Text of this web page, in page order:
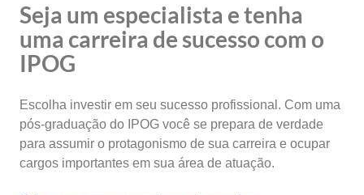
Seja um especialista e tenha
uma carreira de sucesso com o
IPOG
Escolha investir em seu sucesso profissional. Com uma
pós-graduação do IPOG você se prepara de verdade
para assumir o protagonismo de sua carreira e ocupar
cargos importantes em sua área de atuação.